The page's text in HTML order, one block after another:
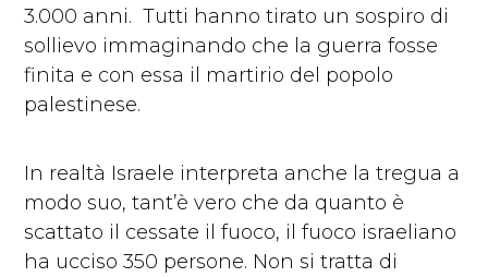
3.000 anni. Tutti hanno tirato un sospiro di
sollievo immaginando che la guerra fosse
finita e con essa il martirio del popolo
palestinese.
In realtà Israele interpreta anche la tregua a
modo suo, tant’è vero che da quanto è
scattato il cessate il fuoco, il fuoco israeliano
ha ucciso 350 persone. Non si tratta di